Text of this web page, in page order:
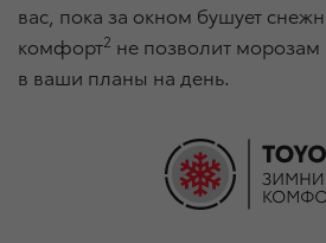
вас, пока за окном бушует
комфорт2 не позволит морозам
в ваши планы на день.